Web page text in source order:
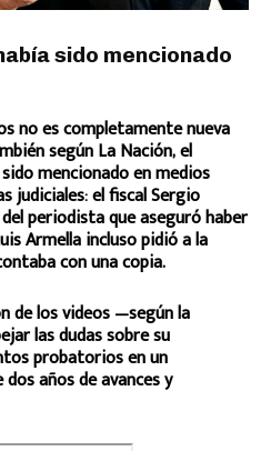
sido mencionado
no es completamente nueva
según La Nación, el
mencionado en medios
judiciales: el fiscal Sergio
periodista que aseguró haber
Armella incluso pidió a la
con una copia.
de los videos —según la
las dudas sobre su
probatorios en un
años de avances y